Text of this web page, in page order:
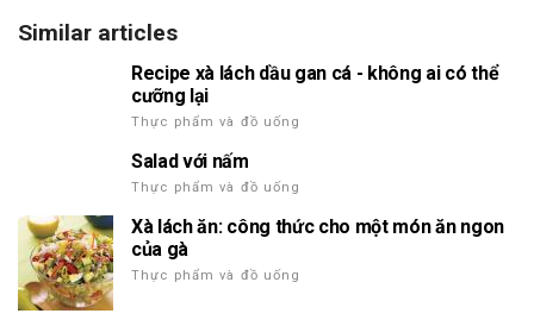
Similar articles
Recipe xà lách dầu gan cá - không ai có thể
cưỡng lại
Thực phẩm và đồ uống
Salad với nấm
Thực phẩm và đồ uống
Xà lách ăn: công thức cho một món ăn ngon
của gà
Thực phẩm và đồ uống